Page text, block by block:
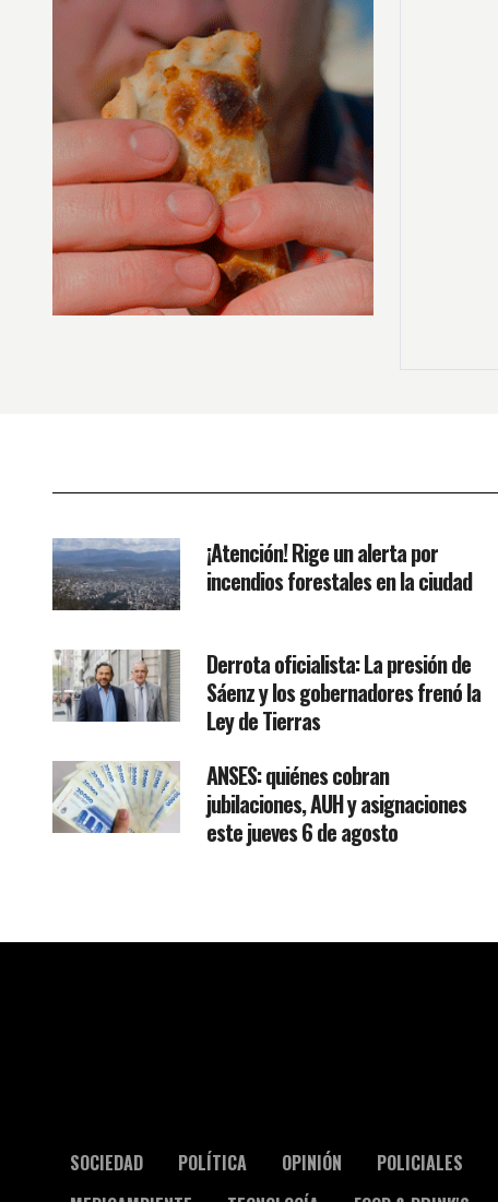
¡Atención! Rige un alerta por
incendios forestales en la ciudad
Derrota oficialista: La presión de
Sáenz y los gobernadores frenó la
Ley de Tierras
ANSES: quiénes cobran
jubilaciones, AUH y asignaciones
este jueves 6 de agosto
SOCIEDAD POLÍTICA OPINIÓN POLICIALES